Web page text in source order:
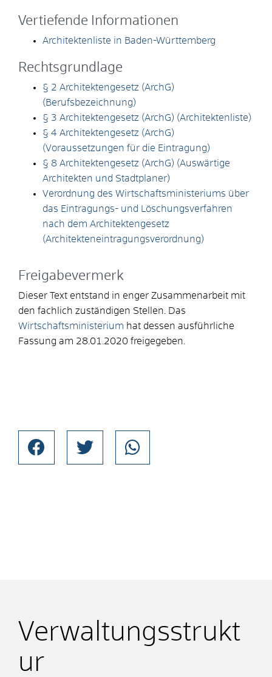
Vertiefende Informationen
Architektenliste in Baden-Württemberg
Rechtsgrundlage
§ 2 Architektengesetz (ArchG)
(Berufsbezeichnung)
§ 3 Architektengesetz (ArchG) (Architektenliste)
§ 4 Architektengesetz (ArchG)
(Voraussetzungen für die Eintragung)
§ 8 Architektengesetz (ArchG) (Auswärtige
Architekten und Stadtplaner)
Verordnung des Wirtschaftsministeriums über
das Eintragungs- und Löschungsverfahren
nach dem Architektengesetz
(Architekteneintragungsverordnung)
Freigabevermerk
Dieser Text entstand in enger Zusammenarbeit mit
den fachlich zuständigen Stellen. Das
Wirtschaftsministerium hat dessen ausführliche
Fassung am 28.01.2020 freigegeben.
Verwaltungsstrukt
ur